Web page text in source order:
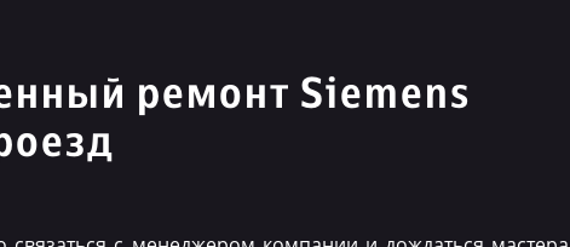
ремонт Siemens